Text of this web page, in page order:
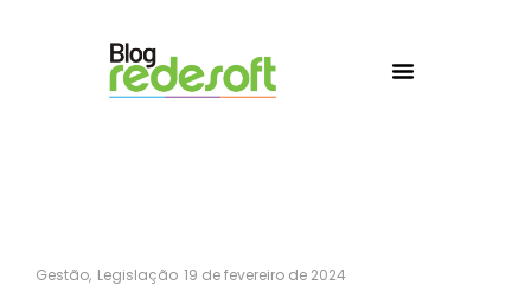
Gestão, Legislação 19 de fevereiro de 2024